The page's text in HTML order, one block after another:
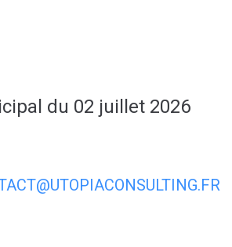
du 02 juillet 2026